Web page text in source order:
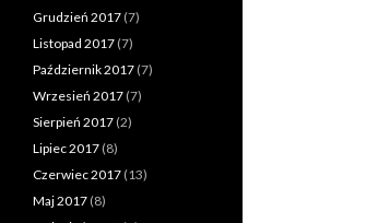
Grudzień 2017 (7)
Listopad 2017 (7)
Październik 2017 (7)
Wrzesień 2017 (7)
Sierpień 2017 (2)
Lipiec 2017 (8)
Czerwiec 2017 (13)
Maj 2017 (8)